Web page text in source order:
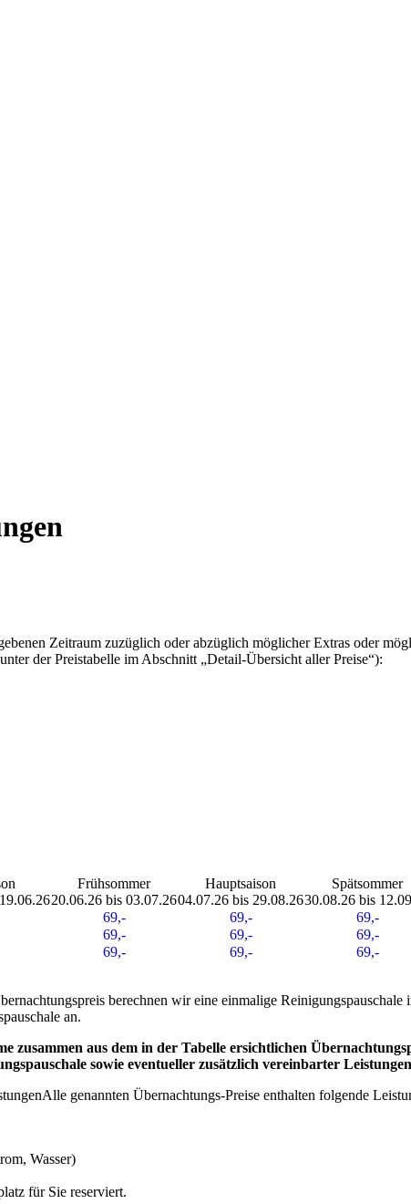
Zeitraum zuzüglich oder abzüglich möglicher Extras oder
der Preistabelle im Abschnitt „Detail-Übersicht aller Preise“):
Frühsommer
20.06.26 bis 03.07.26
Hauptsaison
04.07.26 bis 29.08.26
Spätsommer
30.08.26 bis
69,- 69,- 69,-
69,- 69,- 69,-
69,- 69,- 69,-
berechnen wir eine einmalige
an.
zusammen aus dem in der Tabelle ersichtlichen
sowie eventueller zusätzlich vereinbarter
Alle genannten Übernachtungs-Preise enthalten folgende
Wasser)
für Sie reserviert.